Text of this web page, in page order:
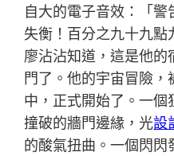
自大的電子音效：「
失衡！百分之九十九點
廖沾沾知道，這是他的
門了。他的宇宙冒險
中，正式開始了。一個
撞破的牆門邊緣，光設
的酸氣扭曲。一個閃